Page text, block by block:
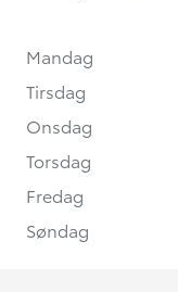
Mandag
Tirsdag
Onsdag
Torsdag
Fredag
Søndag